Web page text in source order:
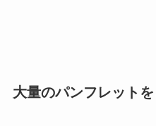
大量のパンフレット